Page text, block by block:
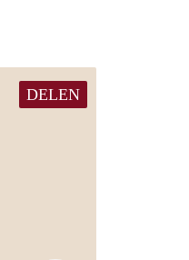
DELEN